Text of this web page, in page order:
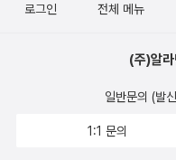
로그인 전체 메뉴
(주)알
일반문의 (발
1:1 문의